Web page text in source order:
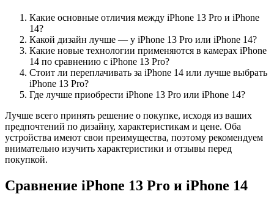
Какие основные отличия между iPhone 13 Pro и iPhone
14?
Какой дизайн лучше — у iPhone 13 Pro или iPhone 14?
Какие новые технологии применяются в камерах iPhone
14 по сравнению с iPhone 13 Pro?
Стоит ли переплачивать за iPhone 14 или лучше выбрать
iPhone 13 Pro?
Где лучше приобрести iPhone 13 Pro или iPhone 14?
Лучше всего принять решение о покупке, исходя из ваших
предпочтений по дизайну, характеристикам и цене. Оба
устройства имеют свои преимущества, поэтому рекомендуем
внимательно изучить характеристики и отзывы перед
покупкой.
Сравнение iPhone 13 Pro и iPhone 14